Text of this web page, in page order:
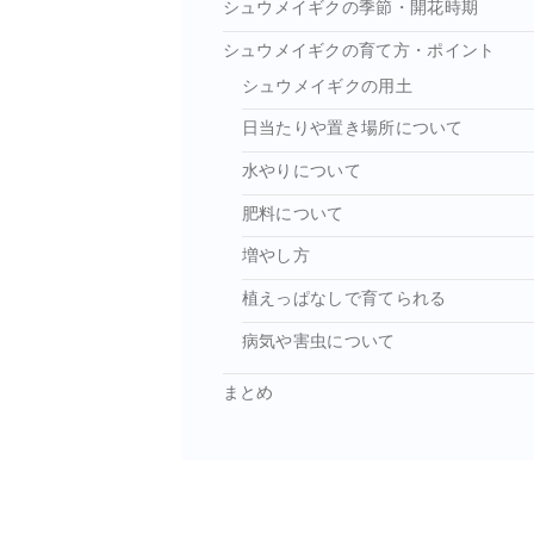
シュウメイギクの季節・開花時期
シュウメイギクの育て方・ポイント
シュウメイギクの用土
日当たりや置き場所について
水やりについて
肥料について
増やし方
植えっぱなしで育てられる
病気や害虫について
まとめ